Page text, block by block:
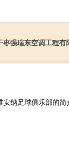
强瑞东空调工程有
纳足球俱乐部的简